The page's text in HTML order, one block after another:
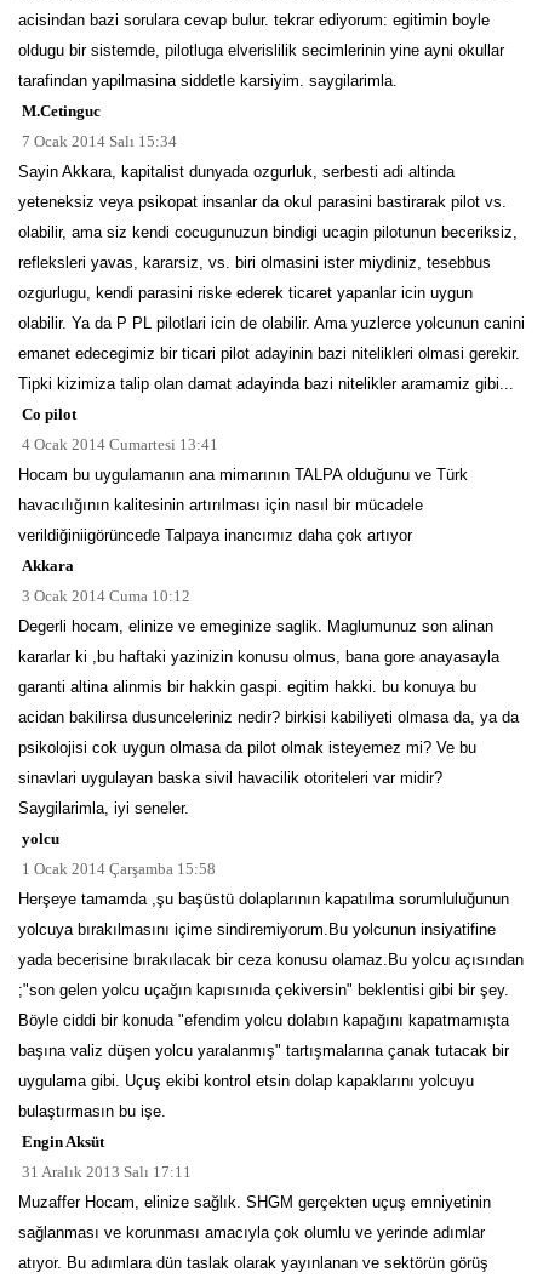
acisindan bazi sorulara cevap bulur. tekrar ediyorum: egitimin boyle
oldugu bir sistemde, pilotluga elverislilik secimlerinin yine ayni okullar
tarafindan yapilmasina siddetle karsiyim. saygilarimla.
M.Cetinguc
7 Ocak 2014 Salı 15:34
Sayin Akkara, kapitalist dunyada ozgurluk, serbesti adi altinda
yeteneksiz veya psikopat insanlar da okul parasini bastirarak pilot vs.
olabilir, ama siz kendi cocugunuzun bindigi ucagin pilotunun beceriksiz,
refleksleri yavas, kararsiz, vs. biri olmasini ister miydiniz, tesebbus
ozgurlugu, kendi parasini riske ederek ticaret yapanlar icin uygun
olabilir. Ya da P PL pilotlari icin de olabilir. Ama yuzlerce yolcunun canini
emanet edecegimiz bir ticari pilot adayinin bazi nitelikleri olmasi gerekir.
Tipki kizimiza talip olan damat adayinda bazi nitelikler aramamiz gibi...
Co pilot
4 Ocak 2014 Cumartesi 13:41
Hocam bu uygulamanın ana mimarının TALPA olduğunu ve Türk
havacılığının kalitesinin artırılması için nasıl bir mücadele
verildiğiniigörüncede Talpaya inancımız daha çok artıyor
Akkara
3 Ocak 2014 Cuma 10:12
Degerli hocam, elinize ve emeginize saglik. Maglumunuz son alinan
kararlar ki ,bu haftaki yazinizin konusu olmus, bana gore anayasayla
garanti altina alinmis bir hakkin gaspi. egitim hakki. bu konuya bu
acidan bakilirsa dusunceleriniz nedir? birkisi kabiliyeti olmasa da, ya da
psikolojisi cok uygun olmasa da pilot olmak isteyemez mi? Ve bu
sinavlari uygulayan baska sivil havacilik otoriteleri var midir?
Saygilarimla, iyi seneler.
yolcu
1 Ocak 2014 Çarşamba 15:58
Herşeye tamamda ,şu başüstü dolaplarının kapatılma sorumluluğunun
yolcuya bırakılmasını içime sindiremiyorum.Bu yolcunun insiyatifine
yada becerisine bırakılacak bir ceza konusu olamaz.Bu yolcu açısından
;"son gelen yolcu uçağın kapısınıda çekiversin" beklentisi gibi bir şey.
Böyle ciddi bir konuda "efendim yolcu dolabın kapağını kapatmamışta
başına valiz düşen yolcu yaralanmış" tartışmalarına çanak tutacak bir
uygulama gibi. Uçuş ekibi kontrol etsin dolap kapaklarını yolcuyu
bulaştırmasın bu işe.
Engin Aksüt
31 Aralık 2013 Salı 17:11
Muzaffer Hocam, elinize sağlık. SHGM gerçekten uçuş emniyetinin
sağlanması ve korunması amacıyla çok olumlu ve yerinde adımlar
atıyor. Bu adımlara dün taslak olarak yayınlanan ve sektörün görüş